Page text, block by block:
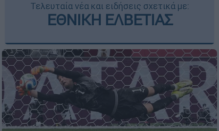
Τελευταία νέα και ειδήσεις σχετικά με:
ΕΘΝΙΚΗ ΕΛΒΕΤΙΑΣ